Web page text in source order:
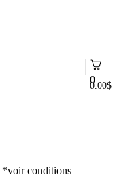
0
0.00$
*voir conditions